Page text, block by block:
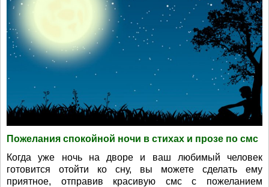
Пожелания спокойной ночи в стихах и прозе по смс
Когда уже ночь на дворе и ваш любимый человек
готовится отойти ко сну, вы можете сделать ему
приятное, отправив красивую смс с пожеланием